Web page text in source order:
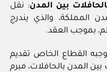
: نقل
المملكة، والذي يندرج
بموجب العقد.
القطاع الخاص تقديم
المدن بالحافلات، مبرم